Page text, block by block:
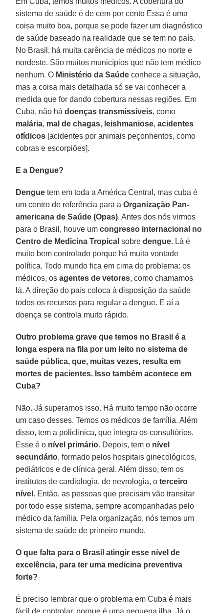
sistema de saúde é de cem por cento Essa é uma
coisa muito boa, porque se pode fazer um diagnóstico
de saúde baseado na realidade que se tem no país.
No Brasil, há muita carência de médicos no norte e
nordeste. São muitos municípios que não tem médico
nenhum. O Ministério da Saúde conhece a situação,
mas a coisa mais detalhada só se vai conhecer a
medida que for dando cobertura nessas regiões. Em
Cuba, não há doenças transmissíveis, como
malária, mal de chagas, leishmaniose,acidentes
ofídicos [acidentes por animais peçonhentos, como
cobras e escorpiões].
E a Dengue?
Dengue tem em toda a América Central, mas cuba é
um centro de referência para aOrganização Pan-
americana de Saúde (Opas). Antes dos nós virmos
para o Brasil, houve umcongresso internacional no
Centro de Medicina Tropical sobredengue. Lá é
muito bem controlado porque há muita vontade
política. Todo mundo fica em cima do problema: os
médicos, osagentes de vetores, como chamamos
lá. A direção do país coloca à disposição da saúde
todos os recursos para regular a dengue. E aí a
doença se controla muito rápido.
Outro problema grave que temos no Brasil é a
longa espera na fila por um leito no sistema de
saúde pública, que, muitas vezes, resulta em
mortes de pacientes. Isso também acontece em
Cuba?
Não. Já superamos isso. Há muito tempo não ocorre
um caso desses. Temos os médicos de família. Além
disso, tem a policlínica, que integra os consultórios.
Esse é o nível primário. Depois, tem o nível
secundário, formado pelos hospitais ginecológicos,
pediátricos e de clínica geral. Além disso, tem os
institutos de cardiologia, de nevrologia, oterceiro
nível . Então, as pessoas que precisam vão transitar
por todo esse sistema, sempre acompanhadas pelo
médico da família. Pela organização, nós temos um
sistema de saúde de primeiro mundo.
O que falta para o Brasil atingir esse nível de
excelência, para ter uma medicina preventiva
forte?
É preciso lembrar que o problema em Cuba é mais
fácil de controlar, porque é uma pequena ilha. Já o